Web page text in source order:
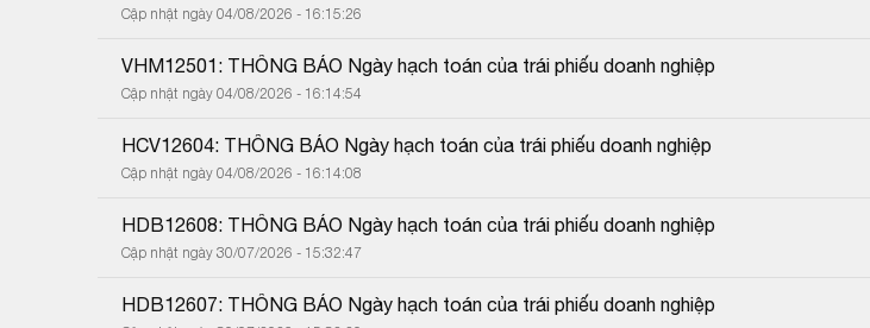
Cập nhật ngày 04/08/2026 - 16:15:26
VHM12501: THÔNG BÁO Ngày hạch toán của trái phiếu doanh nghiệp
Cập nhật ngày 04/08/2026 - 16:14:54
HCV12604: THÔNG BÁO Ngày hạch toán của trái phiếu doanh nghiệp
Cập nhật ngày 04/08/2026 - 16:14:08
HDB12608: THÔNG BÁO Ngày hạch toán của trái phiếu doanh nghiệp
Cập nhật ngày 30/07/2026 - 15:32:47
HDB12607: THÔNG BÁO Ngày hạch toán của trái phiếu doanh nghiệp